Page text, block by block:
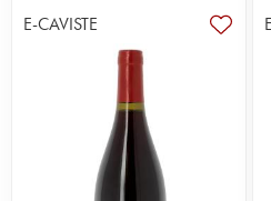
italiens au cours des
encore consultant et produit
propres vins en Toscane et
En Toscane, c’est sur la
1953 par ses parents, et
sur 20 hectares en
tournesol et de fourrage,
2,3 hectares de
E-CAVISTE